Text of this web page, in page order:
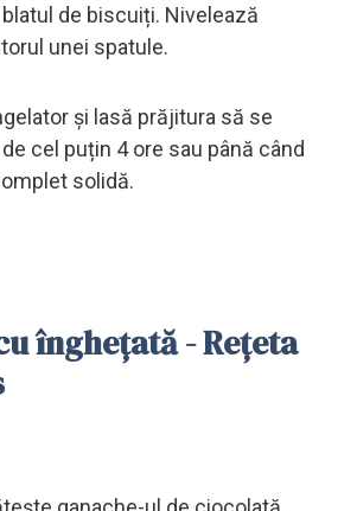
de biscuiți. Nivelează
unei spatule.
și lasă prăjitura să se
cel puțin 4 ore sau până când
solidă.
înghețată - Rețeta